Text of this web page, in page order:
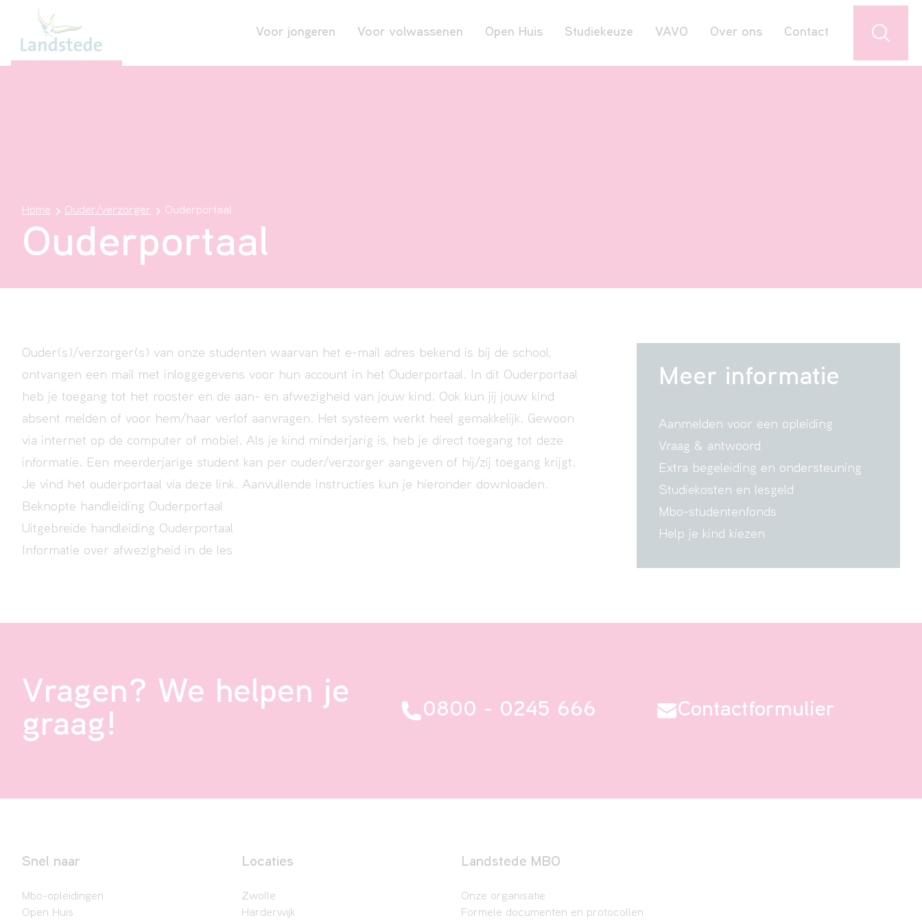
Voor jongeren Voor volwassenen Open Huis Studiekeuze VAVO Over ons Contact
Home Ouder/verzorger Ouderportaal
Ouderportaal
Ouder(s)/verzorger(s) van onze studenten waarvan het e-mail adres bekend is bij de school,
ontvangen een mail met inloggegevens voor hun account in het Ouderportaal. In dit Ouderportaal
heb je toegang tot het rooster en de aan- en afwezigheid van jouw kind. Ook kun jij jouw kind
absent melden of voor hem/haar verlof aanvragen. Het systeem werkt heel gemakkelijk. Gewoon
via internet op de computer of mobiel. Als je kind minderjarig is, heb je direct toegang tot deze
informatie. Een meerderjarige student kan per ouder/verzorger aangeven of hij/zij toegang krijgt.
Je vind het ouderportaal via deze link. Aanvullende instructies kun je hieronder downloaden.
Beknopte handleiding Ouderportaal
Uitgebreide handleiding Ouderportaal
Informatie over afwezigheid in de les
Meer informatie
Aanmelden voor een opleiding
Vraag & antwoord
Extra begeleiding en ondersteuning
Studiekosten en lesgeld
Mbo-studentenfonds
Help je kind kiezen
Vragen? We helpen je
graag!
0800 - 0245 666 Contactformulier
Snel naar
Mbo-opleidingen
Open Huis
Locaties
Zwolle
Harderwijk
Landstede MBO
Onze organisatie
Formele documenten en protocollen